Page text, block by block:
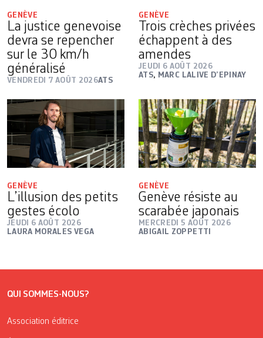
GENÈVE
La justice genevoise
devra se repencher
sur le 30 km/h
généralisé
VENDREDI 7 AOÛT 2026ATS
GENÈVE
Trois crèches privées
échappent à des
amendes
JEUDI 6 AOÛT 2026
ATS, MARC LALIVE D’EPINAY
GENÈVE
L’illusion des petits
gestes écolo
JEUDI 6 AOÛT 2026
LAURA MORALES VEGA
GENÈVE
Genève résiste au
scarabée japonais
MERCREDI 5 AOÛT 2026
ABIGAIL ZOPPETTI
QUI SOMMES-NOUS?
Association éditrice